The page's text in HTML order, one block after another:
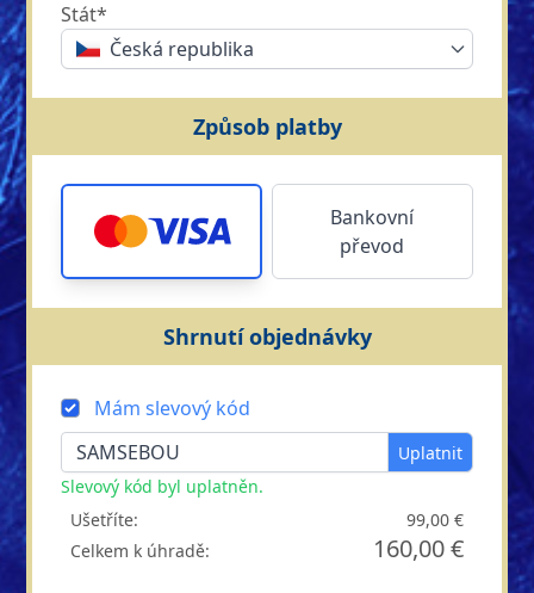
Stát*
Česká republika
Způsob platby
Bankovní
převod
Shrnutí objednávky
Mám slevový kód
Uplatnit
Slevový kód byl uplatněn.
Ušetříte:
99,00 €
Celkem k úhradě:
160,00 €